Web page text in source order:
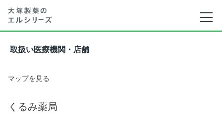
取扱い医療機関・店舗
マップを見る
くるみ薬局